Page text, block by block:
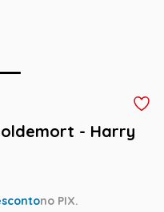
- Harry
no PIX.